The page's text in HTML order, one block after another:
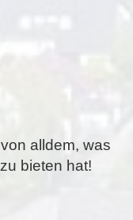
alldem, was
bieten hat!